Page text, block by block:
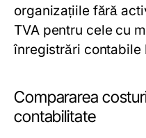
organizațiile fără
TVA pentru cele cu
înregistrări contabile
Compararea
contabilitate